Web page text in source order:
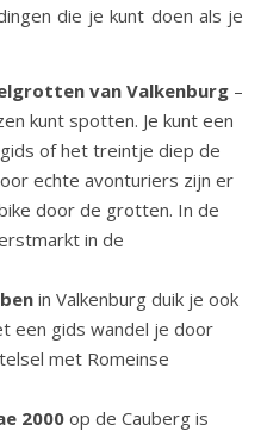
die je kunt doen als je
van Valkenburg –
kunt spotten. Je kunt een
of het treintje diep de
echte avonturiers zijn er
door de grotten. In de
in de
in Valkenburg duik je ook
een gids wandel je door
met Romeinse
2000 op de Cauberg is